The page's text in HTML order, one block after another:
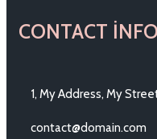
CONTACT INFO
1, My Address, My
contact@domain.com